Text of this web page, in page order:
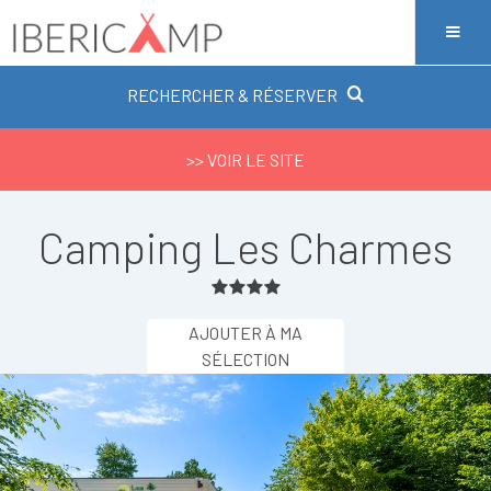
RECHERCHER & RÉSERVER
>> VOIR LE SITE
Camping Les Charmes
AJOUTER À MA
SÉLECTION